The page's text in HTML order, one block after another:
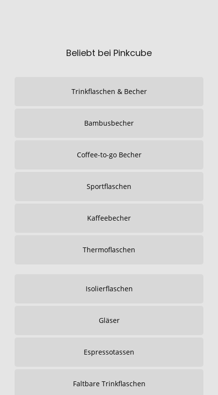
Beliebt bei Pinkcube
Trinkflaschen & Becher
Bambusbecher
Coffee-to-go Becher
Sportflaschen
Kaffeebecher
Thermoflaschen
Isolierflaschen
Gläser
Espressotassen
Faltbare Trinkflaschen